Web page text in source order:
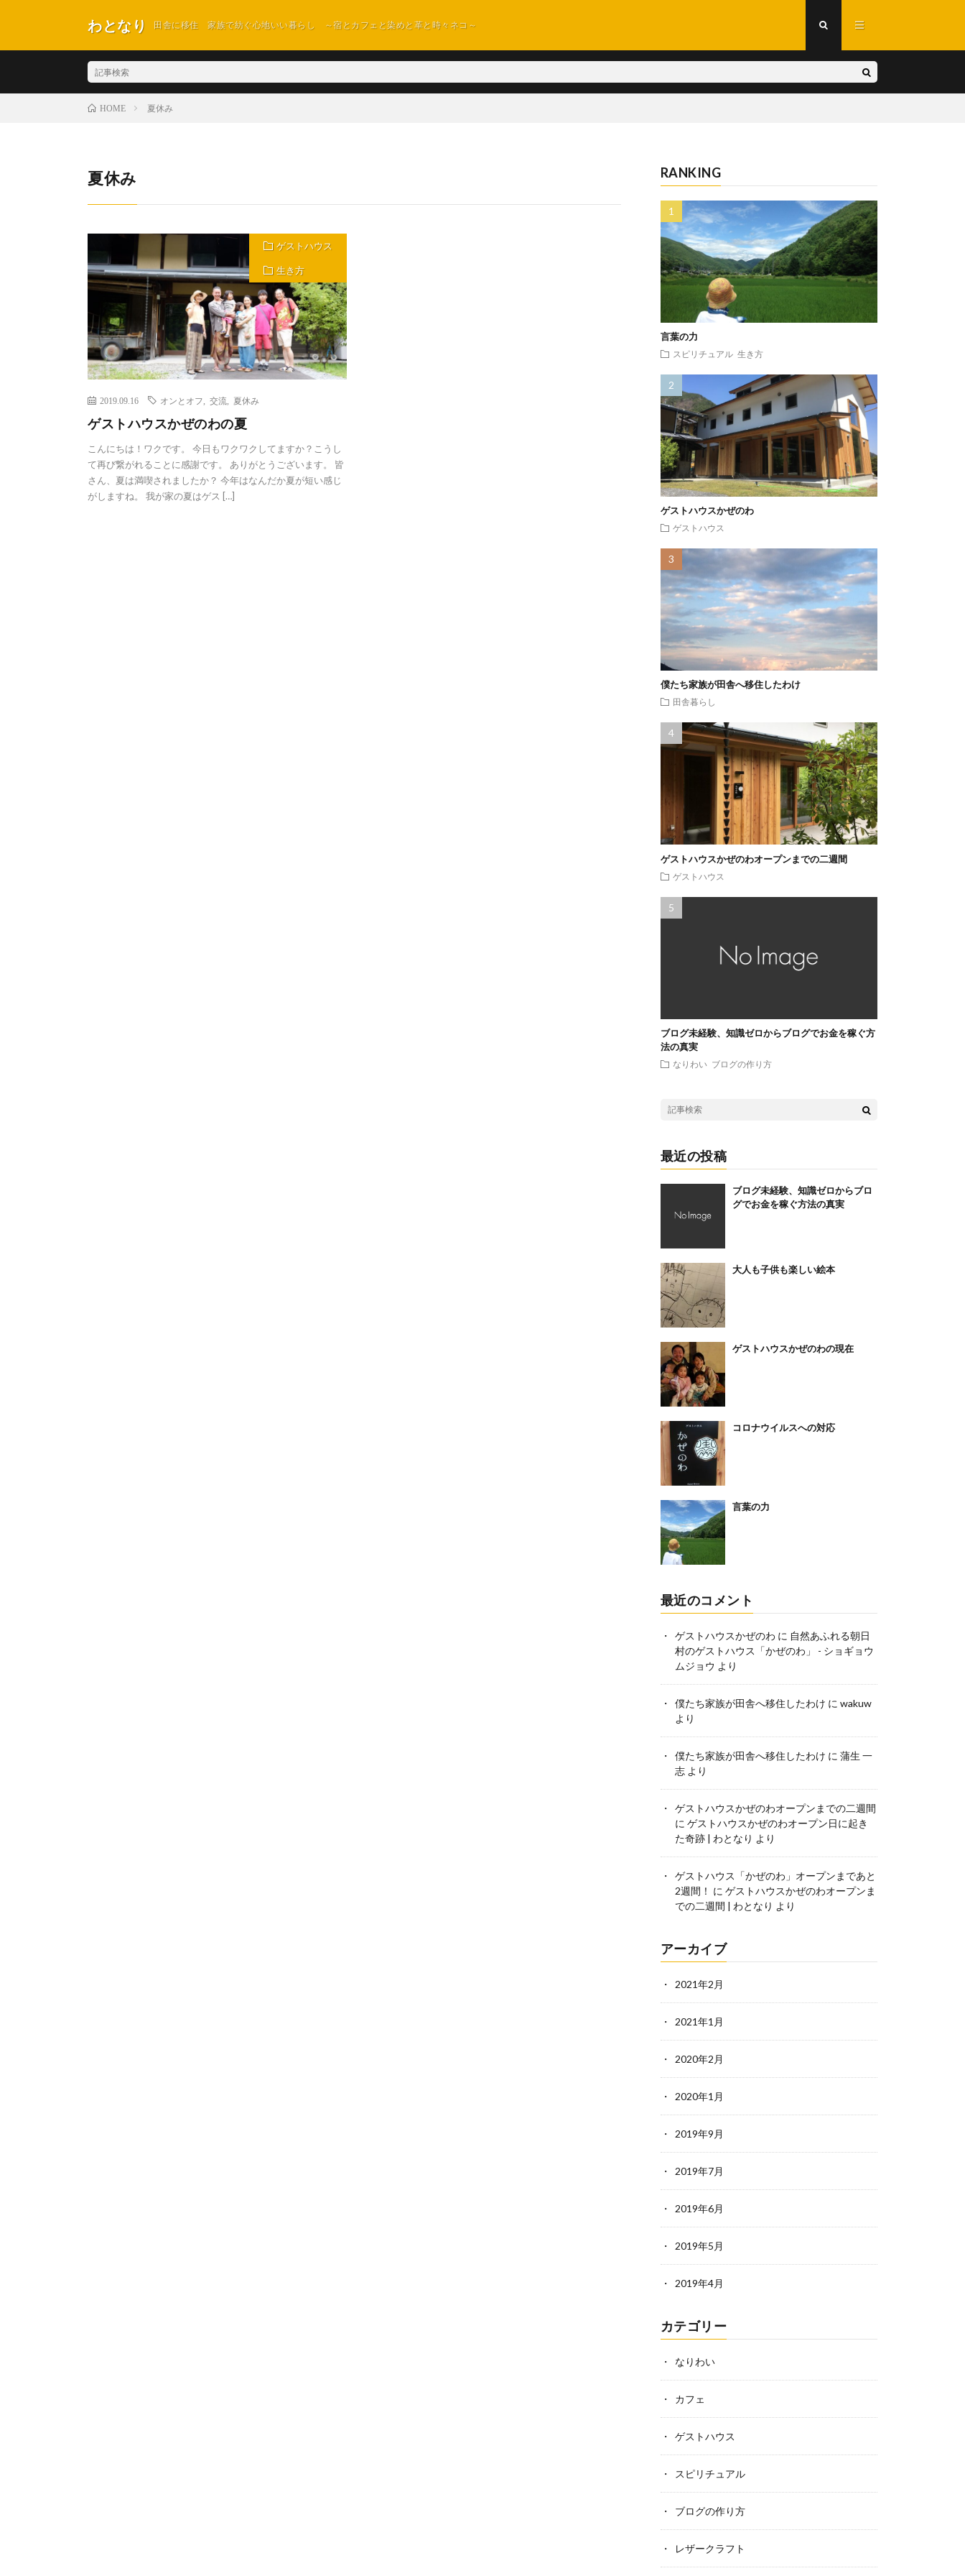
わとなり 田舎に移住 家族で紡ぐ心地いい暮らし ～宿とカフェと染めと革と時々ネコ～
HOME 夏休み
夏休み
ゲストハウス
生き方
2019.09.16 オンとオフ 交流 夏休み
ゲストハウスかぜのわの夏
こんにちは！ワクです。 今日もワクワクしてますか？こうし
て再び繋がれることに感謝です。 ありがとうございます。 皆
さん、夏は満喫されましたか？ 今年はなんだか夏が短い感じ
がしますね。 我が家の夏はゲス […]
RANKING
言葉の力
スピリチュアル 生き方
ゲストハウスかぜのわ
ゲストハウス
僕たち家族が田舎へ移住したわけ
田舎暮らし
ゲストハウスかぜのわオープンまでの二週間
ゲストハウス
ブログ未経験、知識ゼロからブログでお金を稼ぐ方
法の真実
なりわい ブログの作り方
最近の投稿
ブログ未経験、知識ゼロからブロ
グでお金を稼ぐ方法の真実
大人も子供も楽しい絵本
ゲストハウスかぜのわの現在
コロナウイルスへの対応
言葉の力
最近のコメント
ゲストハウスかぜのわ に 自然あふれる朝日
村のゲストハウス「かぜのわ」 - ショギョウ
ムジョウ より
僕たち家族が田舎へ移住したわけ に wakuw
より
僕たち家族が田舎へ移住したわけ に 蒲生 一
志より
ゲストハウスかぜのわオープンまでの二週間
に ゲストハウスかぜのわオープン日に起き
た奇跡 | わとなり より
ゲストハウス「かぜのわ」オープンまであと
2週間！ に ゲストハウスかぜのわオープンま
での二週間 | わとなり より
アーカイブ
2021年2月
2021年1月
2020年2月
2020年1月
2019年9月
2019年7月
2019年6月
2019年5月
2019年4月
カテゴリー
なりわい
カフェ
ゲストハウス
スピリチュアル
ブログの作り方
レザークラフト